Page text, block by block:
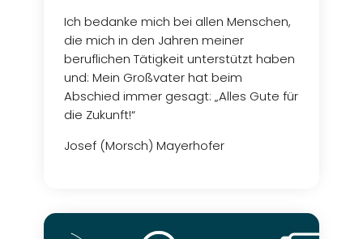
Ich bedanke mich bei allen Menschen,
die mich in den Jahren meiner
beruflichen Tätigkeit unterstützt haben
und: Mein Großvater hat beim
Abschied immer gesagt: „Alles Gute für
die Zukunft!“
Josef (Morsch) Mayerhofer